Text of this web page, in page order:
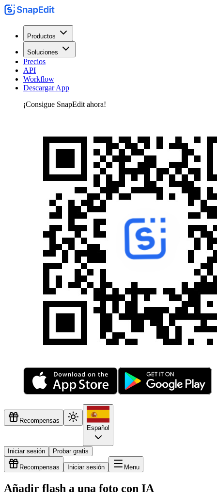
Productos
Soluciones
Precios
API
Workflow
Descargar App
¡Consigue SnapEdit ahora!
Recompensas
Español
Iniciar sesión Probar gratis
Recompensas Iniciar sesión Menu
Añadir flash a una foto con IA